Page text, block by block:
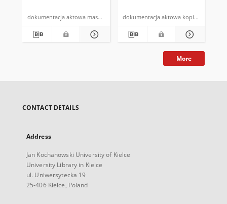
dokumentacja aktowa maszynopis dokumentacja aktowa kopia
More
CONTACT DETAILS
Address
Jan Kochanowski University of Kielce
University Library in Kielce
ul. Uniwersytecka 19
25-406 Kielce, Poland